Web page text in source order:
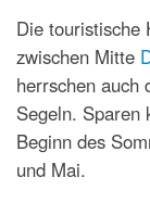
Die touristische
zwischen Mitte
herrschen auch
Segeln. Sparen
Beginn des
und Mai.